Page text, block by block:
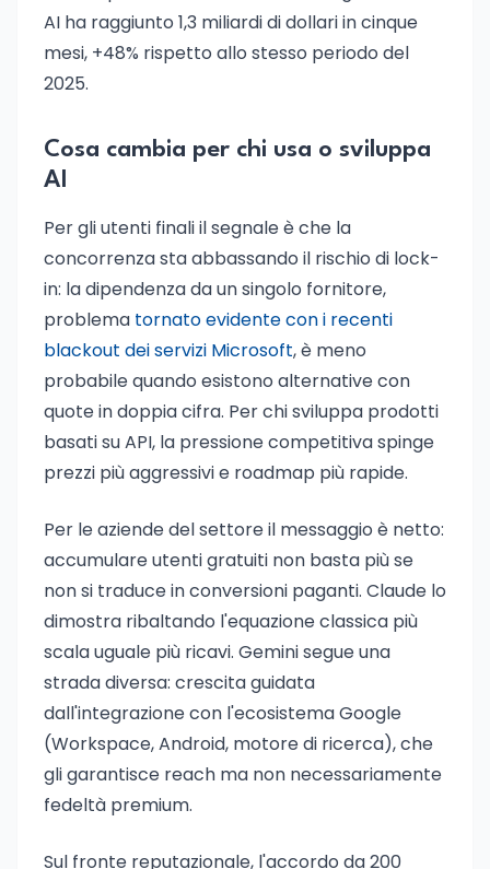
AI ha raggiunto 1,3 miliardi di dollari in cinque
mesi, +48% rispetto allo stesso periodo del
2025.
Cosa cambia per chi usa o sviluppa
AI
Per gli utenti finali il segnale è che la
concorrenza sta abbassando il rischio di lock-
in: la dipendenza da un singolo fornitore,
problema tornato evidente con i recenti
blackout dei servizi Microsoft, è meno
probabile quando esistono alternative con
quote in doppia cifra. Per chi sviluppa prodotti
basati su API, la pressione competitiva spinge
prezzi più aggressivi e roadmap più rapide.
Per le aziende del settore il messaggio è netto:
accumulare utenti gratuiti non basta più se
non si traduce in conversioni paganti. Claude lo
dimostra ribaltando l'equazione classica più
scala uguale più ricavi. Gemini segue una
strada diversa: crescita guidata
dall'integrazione con l'ecosistema Google
(Workspace, Android, motore di ricerca), che
gli garantisce reach ma non necessariamente
fedeltà premium.
Sul fronte reputazionale, l'accordo da 200